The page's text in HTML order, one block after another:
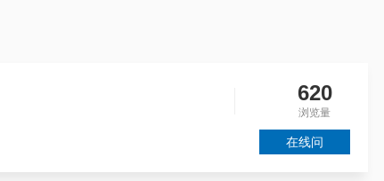
620
浏览量
在线问